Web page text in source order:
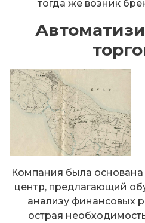
тогда же возник
Компания была основана
центр, предлагающий
анализу финансовых
острая